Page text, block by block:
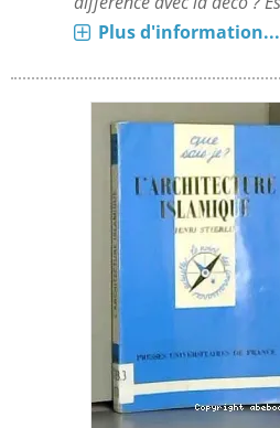
Plus d'information...